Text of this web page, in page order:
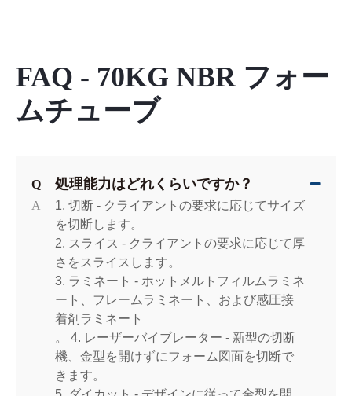
FAQ - 70KG NBR フォー
ムチューブ
Q 処理能力はどれくらいですか？
A
1. 切断 - クライアントの要求に応じてサイズ
を切断します。
2. スライス - クライアントの要求に応じて厚
さをスライスします。
3. ラミネート - ホットメルトフィルムラミネ
ート、フレームラミネート、および感圧接
着剤ラミネート
。 4. レーザーバイブレーター - 新型の切断
機、金型を開けずにフォーム図面を切断で
きます。